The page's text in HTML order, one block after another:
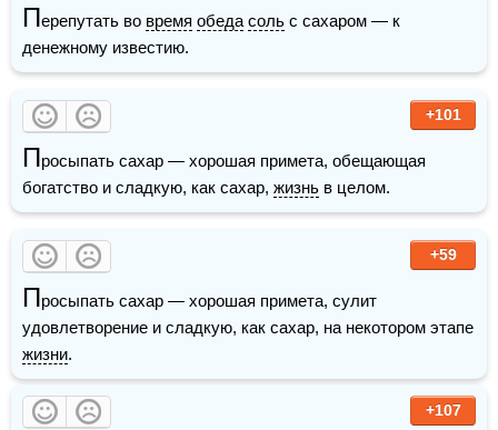
Перепутать во время обеда соль с сахаром — к
денежному известию.
+101
Просыпать сахар — хорошая примета, обещающая
богатство и сладкую, как сахар, жизнь в целом.
+59
Просыпать сахар — хорошая примета, сулит
жизни.
+107